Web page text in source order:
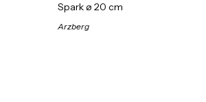
Spark ø 20 cm
Arzberg